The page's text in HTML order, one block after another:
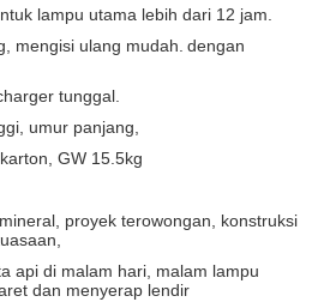
lampu utama lebih dari 12 jam.
mengisi ulang mudah. dengan
tunggal.
umur panjang,
GW 15.5kg
proyek terowongan, konstruksi
api di malam hari, malam lampu
dan menyerap lendir